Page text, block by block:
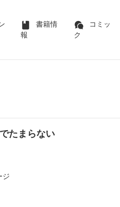
書籍情
報
コミッ
ク
たまらない
ジ